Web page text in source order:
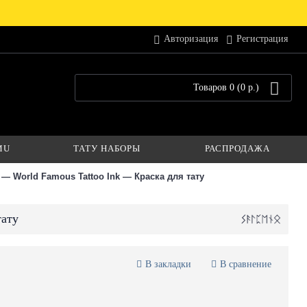
Авторизация Регистрация
Товаров 0 (0 р.)
ТАТУ НАБОРЫ РАСПРОДАЖА
World Famous Tattoo Ink — Краска для тату
В закладки В сравнение